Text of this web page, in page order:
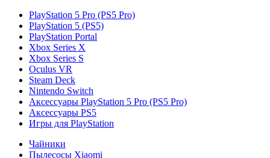
PlayStation 5 Pro (PS5 Pro)
PlayStation 5 (PS5)
PlayStation Portal
Xbox Series X
Xbox Series S
Oculus VR
Steam Deck
Nintendo Switch
Аксессуары PlayStation 5 Pro (PS5 Pro)
Аксессуары PS5
Игры для PlayStation
Чайники
Пылесосы Xiaomi